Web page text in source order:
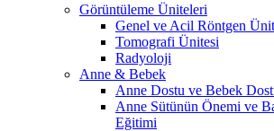
Görüntüleme Üniteleri
Genel ve Acil Röntgen
Tomografi Ünitesi
Radyoloji
Anne & Bebek
Anne Dostu ve Bebek
Anne Sütünün Önemi ve
Eğitimi